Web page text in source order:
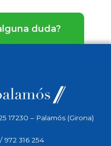
duda?
17230 – Palamós (Girona)
/ 972 316 254